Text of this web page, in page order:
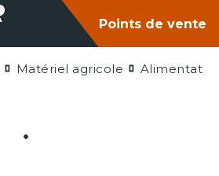
Points de vente
Matériel agricole